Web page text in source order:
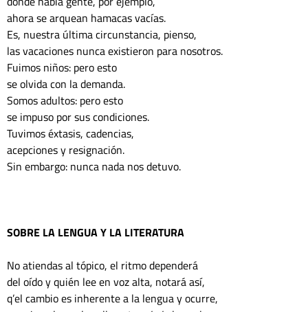
ahora se arquean hamacas vacías.
Es, nuestra última circunstancia, pienso,
las vacaciones nunca existieron para nosotros.
Fuimos niños: pero esto
se olvida con la demanda.
Somos adultos: pero esto
se impuso por sus condiciones.
Tuvimos éxtasis, cadencias,
acepciones y resignación.
Sin embargo: nunca nada nos detuvo.
SOBRE LA LENGUA Y LA LITERATURA
No atiendas al tópico, el ritmo dependerá
del oído y quién lee en voz alta, notará así,
q’el cambio es inherente a la lengua y ocurre,